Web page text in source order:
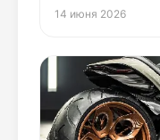
14 июня 2026